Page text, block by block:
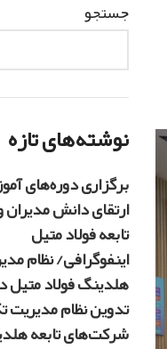
جستجو
نوشته‌های تازه
برگزاری دوره‌های
ارتقای دانش
تابعه فولاد متیل
اینفوگرافی/ نظام
هلدینگ فولاد متیل
تدوین نظام مدیریت
شرکت‌های تابعه